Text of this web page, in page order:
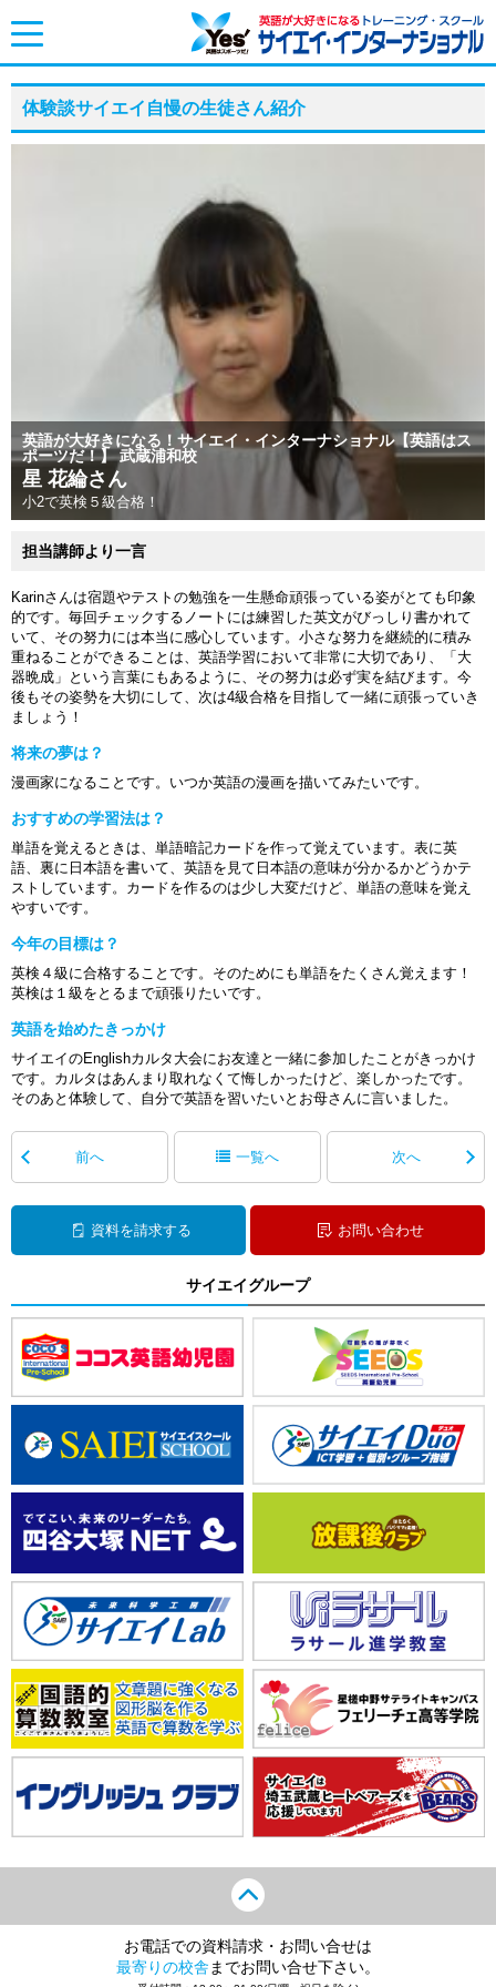
toggle
体験談サイエイ自慢の生徒さん紹介
英語が大好きになる！サイエイ・インターナショナル【英語はス
ポーツだ！】 武蔵浦和校
星 花綸さん
小2で英検５級合格！
担当講師より一言
Karinさんは宿題やテストの勉強を一生懸命頑張っている姿がとても印象
的です。毎回チェックするノートには練習した英文がびっしり書かれて
いて、その努力には本当に感心しています。小さな努力を継続的に積み
重ねることができることは、英語学習において非常に大切であり、「大
器晩成」という言葉にもあるように、その努力は必ず実を結びます。今
後もその姿勢を大切にして、次は4級合格を目指して一緒に頑張っていき
ましょう！
将来の夢は？
漫画家になることです。いつか英語の漫画を描いてみたいです。
おすすめの学習法は？
単語を覚えるときは、単語暗記カードを作って覚えています。表に英
語、裏に日本語を書いて、英語を見て日本語の意味が分かるかどうかテ
ストしています。カードを作るのは少し大変だけど、単語の意味を覚え
やすいです。
今年の目標は？
英検４級に合格することです。そのためにも単語をたくさん覚えます！
英検は１級をとるまで頑張りたいです。
英語を始めたきっかけ
サイエイのEnglishカルタ大会にお友達と一緒に参加したことがきっかけ
です。カルタはあんまり取れなくて悔しかったけど、楽しかったです。
そのあと体験して、自分で英語を習いたいとお母さんに言いました。
前へ 一覧へ 次へ
資料を請求する お問い合わせ
サイエイグループ
お電話での資料請求・お問い合せは
最寄りの校舎までお問い合せ下さい。